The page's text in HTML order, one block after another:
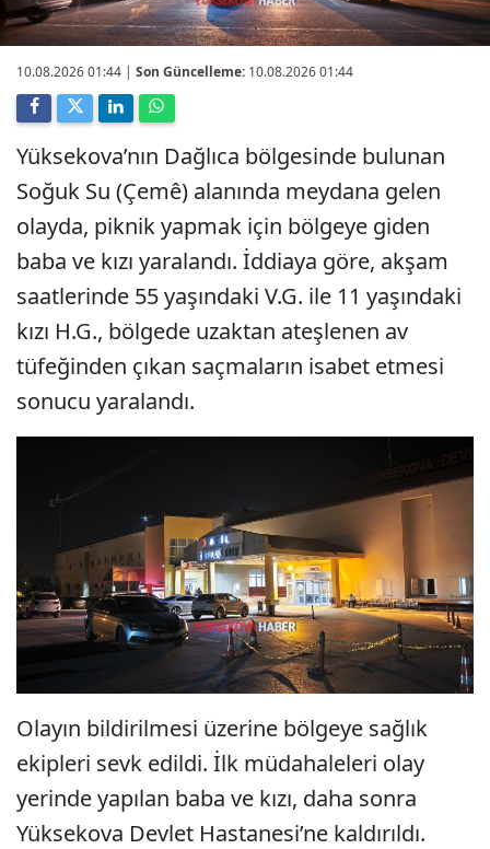
10.08.2026 01:44 | Son Güncelleme: 10.08.2026 01:44
Yüksekova’nın Dağlıca bölgesinde bulunan
Soğuk Su (Çemê) alanında meydana gelen
olayda, piknik yapmak için bölgeye giden
baba ve kızı yaralandı. İddiaya göre, akşam
saatlerinde 55 yaşındaki V.G. ile 11 yaşındaki
kızı H.G., bölgede uzaktan ateşlenen av
tüfeğinden çıkan saçmaların isabet etmesi
sonucu yaralandı.
Olayın bildirilmesi üzerine bölgeye sağlık
ekipleri sevk edildi. İlk müdahaleleri olay
yerinde yapılan baba ve kızı, daha sonra
Yüksekova Devlet Hastanesi’ne kaldırıldı.